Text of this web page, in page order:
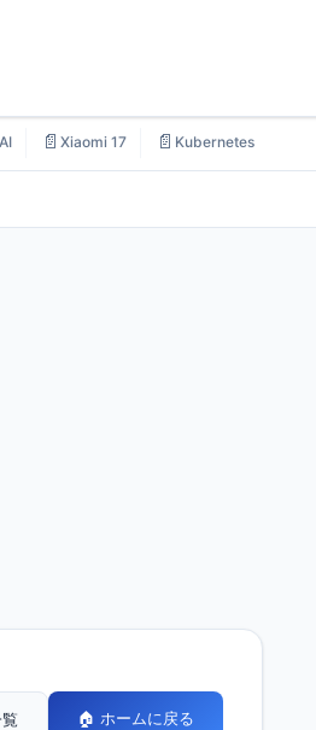
📄 Xiaomi 17 📄 Kubernetes
🏠 ホームに戻る